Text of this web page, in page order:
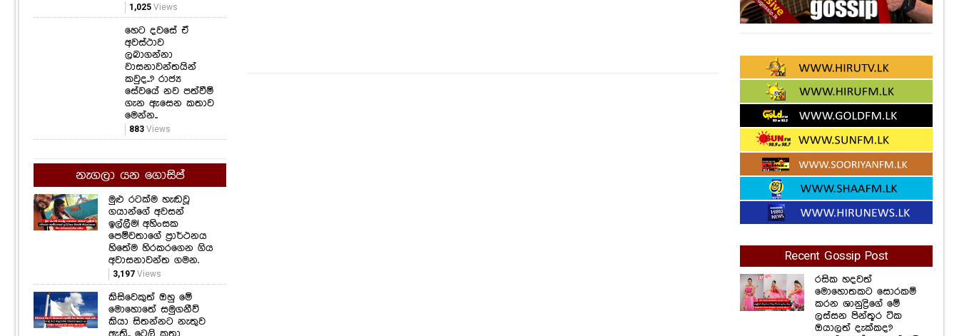
Recent Gossip Post
රසික හදවත්
මොහොතකට සොරකම්
කරන ශානුද්‍රිගේ මේ
ලස්සන පින්තූර ටික
ඔයාලත් දැක්කද?
1,025Views
හෙට දවසේ ඒ
අවස්ථාව
ලබාගන්නා
වාසනාවන්තයින්
කවුද..? රාජ්‍ය
සේවයේ නව පත්වීම්
ගැන ඇසෙන කතාව
මෙන්න..
883Views
නැගලා යන ගොසිප්
මුළු රටක්ම හැඬවූ
ගයාන්ගේ අවසන්
ඉල්ලීම! අහිංසක
පෙම්වතාගේ ප්‍රාර්ථනය
හිතේම හිරකරගෙන ගිය
අවාසනාවන්ත ගමන.
3,197 Views
කිසිවෙකුත් ඔහු මේ
මොහොතේ සමුගනීවි
කියා සිතන්නට නැතුව